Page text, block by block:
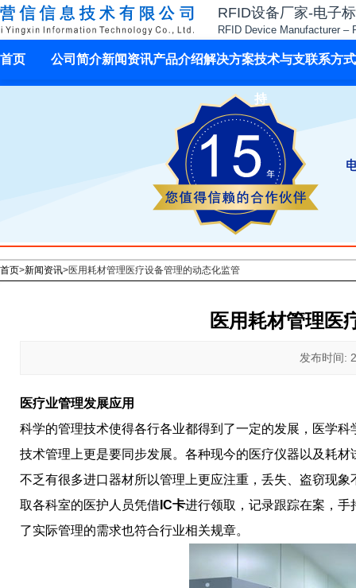
RFID设备厂家-电子
RFID Device Manufacturer –
首页 公司简介新闻资讯产品介绍解决方案技术与支
持
联系方式
首页>新闻资讯>医用耗材管理医疗设备管理的动态化监管
医用耗材管理医
发布时间:
医疗业管理发展应用
科学的管理技术使得各行各业都得到了一定的发展，医学
技术管理上更是要同步发展。各种现今的医疗仪器以及耗
不乏有很多进口器材所以管理上更应注重，丢失、盗窃现象
取各科室的医护人员凭借 IC卡进行领取，记录跟踪在案，手
了实际管理的需求也符合行业相关规章。